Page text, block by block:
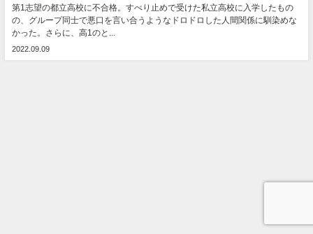
第1志望の都立高校に不合格。すべり止めで受けた私立高校に入学したもの
の、グループ同士で悪口を言い合うようなドロドロした人間関係に馴染めな
かった。さらに、高1のと...
2022.09.09